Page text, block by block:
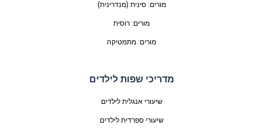
מורים: סינית (מנדרינית)
מורים: רוסית
מורים: מתמטיקה
מדריכי שפות לילדים
שיעורי אנגלית לילדים
שיעורי ספרדית לילדים